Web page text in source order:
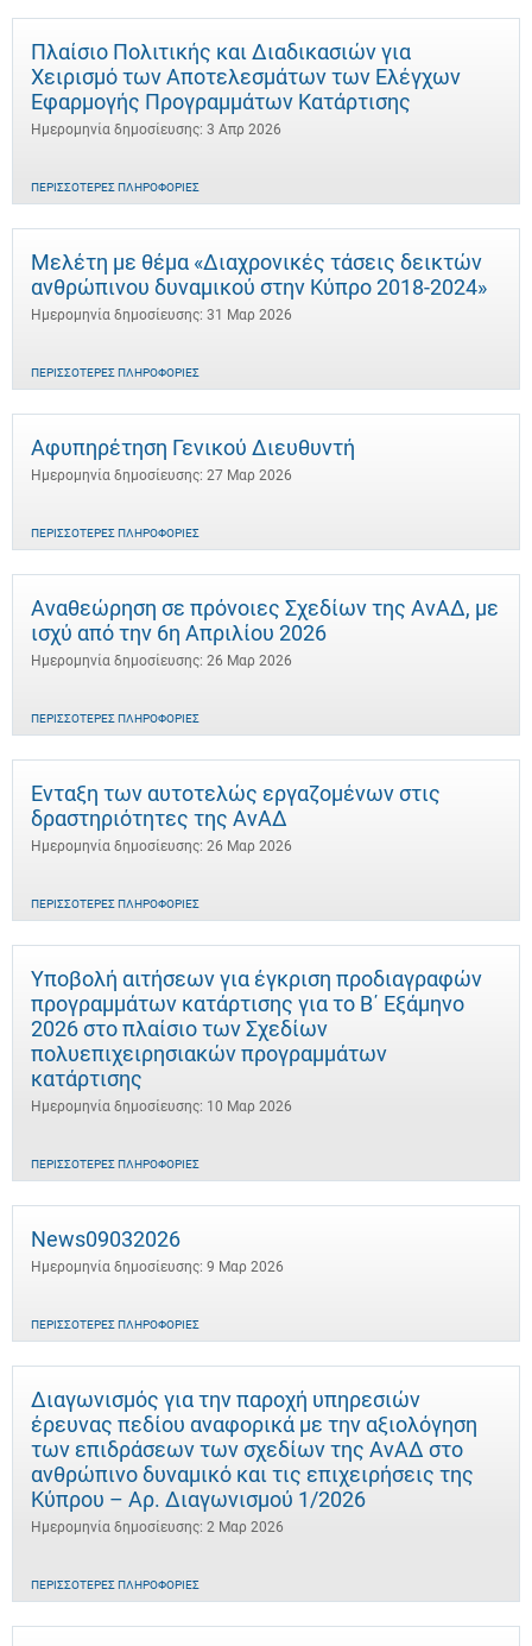
Πλαίσιο Πολιτικής και Διαδικασιών για
Χειρισμό των Αποτελεσμάτων των Ελέγχων
Εφαρμογής Προγραμμάτων Κατάρτισης
Ημερομηνία δημοσίευσης: 3 Απρ 2026
ΠΕΡΙΣΣΌΤΕΡΕΣ ΠΛΗΡΟΦΟΡΊΕΣ
Μελέτη με θέμα «Διαχρονικές τάσεις δεικτών
ανθρώπινου δυναμικού στην Κύπρο 2018-2024»
Ημερομηνία δημοσίευσης: 31 Μαρ 2026
ΠΕΡΙΣΣΌΤΕΡΕΣ ΠΛΗΡΟΦΟΡΊΕΣ
Αφυπηρέτηση Γενικού Διευθυντή
Ημερομηνία δημοσίευσης: 27 Μαρ 2026
ΠΕΡΙΣΣΌΤΕΡΕΣ ΠΛΗΡΟΦΟΡΊΕΣ
Αναθεώρηση σε πρόνοιες Σχεδίων της ΑνΑΔ, με
ισχύ από την 6η Απριλίου 2026
Ημερομηνία δημοσίευσης: 26 Μαρ 2026
ΠΕΡΙΣΣΌΤΕΡΕΣ ΠΛΗΡΟΦΟΡΊΕΣ
Ένταξη των αυτοτελώς εργαζομένων στις
δραστηριότητες της ΑνΑΔ
Ημερομηνία δημοσίευσης: 26 Μαρ 2026
ΠΕΡΙΣΣΌΤΕΡΕΣ ΠΛΗΡΟΦΟΡΊΕΣ
Υποβολή αιτήσεων για έγκριση προδιαγραφών
προγραμμάτων κατάρτισης για το Β΄ Εξάμηνο
2026 στο πλαίσιο των Σχεδίων
πολυεπιχειρησιακών προγραμμάτων
κατάρτισης
Ημερομηνία δημοσίευσης: 10 Μαρ 2026
ΠΕΡΙΣΣΌΤΕΡΕΣ ΠΛΗΡΟΦΟΡΊΕΣ
News09032026
Ημερομηνία δημοσίευσης: 9 Μαρ 2026
ΠΕΡΙΣΣΌΤΕΡΕΣ ΠΛΗΡΟΦΟΡΊΕΣ
Διαγωνισμός για την παροχή υπηρεσιών
έρευνας πεδίου αναφορικά με την αξιολόγηση
των επιδράσεων των σχεδίων της ΑνΑΔ στο
ανθρώπινο δυναμικό και τις επιχειρήσεις της
Κύπρου – Αρ. Διαγωνισμού 1/2026
Ημερομηνία δημοσίευσης: 2 Μαρ 2026
ΠΕΡΙΣΣΌΤΕΡΕΣ ΠΛΗΡΟΦΟΡΊΕΣ